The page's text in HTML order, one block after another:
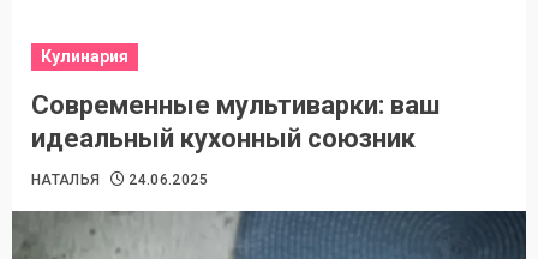
Кулинария
Современные мультиварки: ваш
идеальный кухонный союзник
НАТАЛЬЯ 24.06.2025